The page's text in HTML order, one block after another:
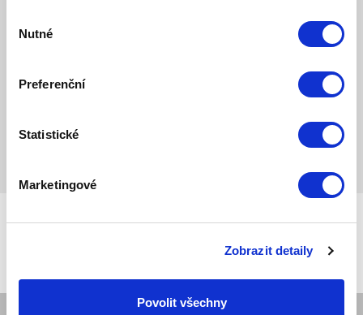
souhlasu
Nutné
Preferenční
Statistické
Marketingové
Zobrazit detaily
Povolit všechny